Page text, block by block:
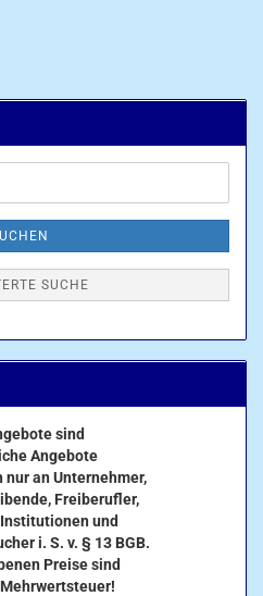
SUCHE
sind
Angebote
an Unternehmer,
Freiberufler,
und
i. S. v. § 13 BGB.
Preise sind